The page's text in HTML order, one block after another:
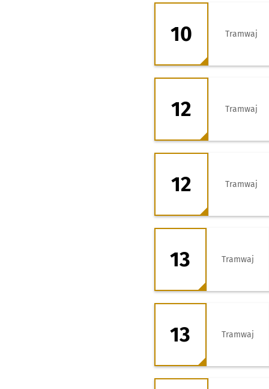
10 - kierunek
10 Tramwaj
12 - kierunek
12 Tramwaj
12 - kierunek
12 Tramwaj
13 - kierunek
13 Tramwaj
13 - kierunek
13 Tramwaj
18 - kierunek